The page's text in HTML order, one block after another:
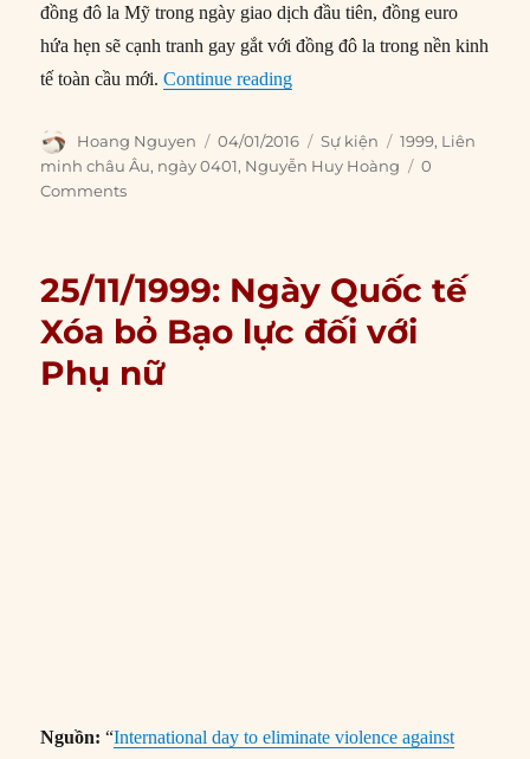
đồng đô la Mỹ trong ngày giao dịch đầu tiên, đồng euro
hứa hẹn sẽ cạnh tranh gay gắt với đồng đô la trong nền kinh
tế toàn cầu mới.Continue reading“04/01/1999: Đồng euro ra
Author
Hoang Nguyen
Posted
on
04/01/2016 Categories
Sự kiện Tags
1999, Liên
minh châu Âu, ngày 0401, Nguyễn Huy Hoàng
0
Comments
25/11/1999: Ngày Quốc tế
Xóa bỏ Bạo lực đối với
Phụ nữ
Nguồn: “International day to eliminate violence against